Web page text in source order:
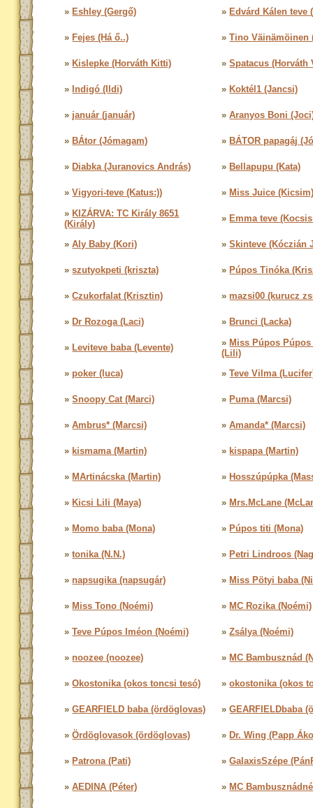
» Eshley (Gergő) » Edvárd Kálen teve
» Fejes (Há ő..) »Tino Väinämöinen
» Kislepke (Horváth Kitti) »Spatacus (Horváth
» Indigó (Ildi) » Koktél1 (Jancsi)
» január (január) »Aranyos Boni
» BÁtor (Jómagam) » BÁTOR papagáj
» Diabka (Juranovics András) » Bellapupu (Kata)
»Vigyori-teve (Katus:)) » Miss Juice
» KIZÁRVA: TC Király 8651
(Király)
» Emma teve
»Aly Baby (Kori) »Skinteve (Kóczián
»szutyokpeti (kriszta) » Púpos Tinóka
»Czukorfalat (Krisztin) » mazsi00 (kurucz
» Dr Rozoga (Laci) » Brunci (Lacka)
» Leviteve baba (Levente) » Miss Púpos
(Lili)
» poker (luca) »Teve Vilma
»Snoopy Cat (Marci) » Puma (Marcsi)
»Ambrus* (Marcsi) »Amanda* (Marcsi)
» kismama (Martin) » kispapa (Martin)
» MArtinácska (Martin) » Hosszúpúpka
» Kicsi Lili (Maya) » Mrs.McLane
» Momo baba (Mona) » Púpos titi (Mona)
»tonika (N.N.) » Petri Lindroos
» napsugika (napsugár) » Miss Pötyi baba
» Miss Tono (Noémi) » MC Rozika (Noémi)
»Teve Púpos Iméon (Noémi) »Zsálya (Noémi)
» noozee (noozee) » MC Bambusznád
»Okostonika (okos toncsi tesó) »okostonika (okos
»GEARFIELD baba (ördöglovas) »GEARFIELDbaba
»Ördöglovasok (ördöglovas) » Dr. Wing (Papp
» Patrona (Pati) »GalaxisSzépe
»AEDINA (Péter) » MC